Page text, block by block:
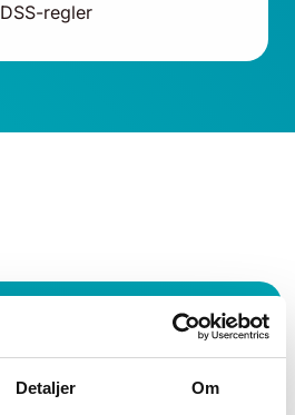
Detaljer Om
DSS-regler